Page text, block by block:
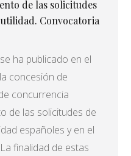
de las solicitudes
Convocatoria
ha publicado en el
concesión de
concurrencia
de las solicitudes de
españoles y en el
finalidad de estas